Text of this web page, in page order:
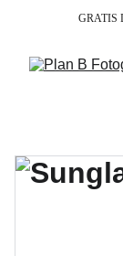
GRATIS